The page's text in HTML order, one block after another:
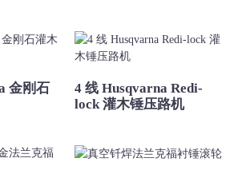
金刚石
4 线 Husqvarna Redi-
lock 灌木锤压路机